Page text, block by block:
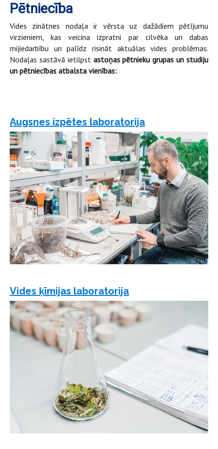
Pētniecība
Vides zinātnes nodaļa ir vērsta uz dažādiem pētījumu
virzieniem, kas veicina izpratni par cilvēka un dabas
mijiedarbību un palīdz risināt aktuālas vides problēmas.
Nodaļas sastāvā ietilpst astoņas pētnieku grupas un studiju
un pētniecības atbalsta vienības:
Augsnes izpētes laboratorija
Vides ķīmijas laboratorija